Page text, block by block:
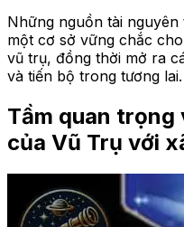
Những nguồn tài
một cơ sở vững chắc
vũ trụ, đồng thời mở ra
và tiến bộ trong tương lai.
Tầm quan trọng
của Vũ Trụ với